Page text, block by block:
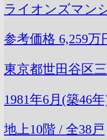
ライオンズマン
参考価格 6,259万
東京都世田谷区
1981年6月(築46
地上10階 / 全38戸